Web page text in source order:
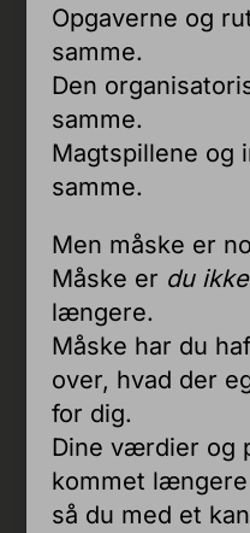
Opgaverne og
samme.
Den
samme.
Magtspillene og
samme.
Men måske er
Måske er du
længere.
Måske har du
over, hvad der
for dig.
Dine værdier og
kommet
så du med et